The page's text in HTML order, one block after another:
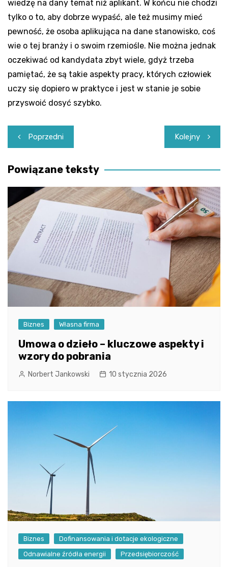
wiedzę na dany temat niż aplikant. W końcu nie chodzi
tylko o to, aby dobrze wypaść, ale też musimy mieć
pewność, że osoba aplikująca na dane stanowisko, coś
wie o tej branży i o swoim rzemiośle. Nie można jednak
oczekiwać od kandydata zbyt wiele, gdyż trzeba
pamiętać, że są takie aspekty pracy, których człowiek
uczy się dopiero w praktyce i jest w stanie je sobie
przyswoić dosyć szybko.
Nawigacja
wpisu
Poprzedni Kolejny
Powiązane teksty
Biznes Własna firma
Umowa o dzieło – kluczowe aspekty i
wzory do pobrania
Norbert Jankowski 10 stycznia 2026
Biznes
Dofinansowania i dotacje ekologiczne
Odnawialne źródła energii
Przedsiębiorczość